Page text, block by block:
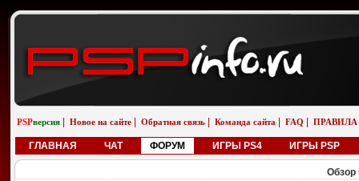
PSPверсия Новое на сайте Обратная связь Команда сайта FAQ ПРАВИЛА
ГЛАВНАЯ ЧАТ ФОРУМ ИГРЫ PS4 ИГРЫ PSP
Обзор